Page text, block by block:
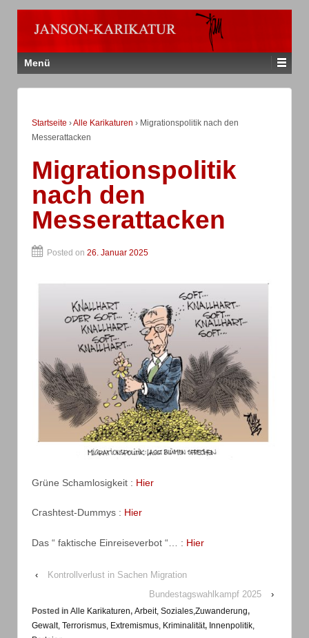
Menü
Startseite ›Alle Karikaturen › Migrationspolitik nach den
Messerattacken
Migrationspolitik
nach den
Messerattacken
Posted on 26. Januar 2025
Grüne Schamlosigkeit : Hier
Crashtest-Dummys : Hier
Das “ faktische Einreiseverbot “… : Hier
‹
Kontrollverlust in Sachen Migration
Bundestagswahlkampf 2025
›
Posted in Alle Karikaturen, Arbeit, Soziales,Zuwanderung,
Gewalt, Terrorismus, Extremismus, Kriminalität, Innenpolitik,